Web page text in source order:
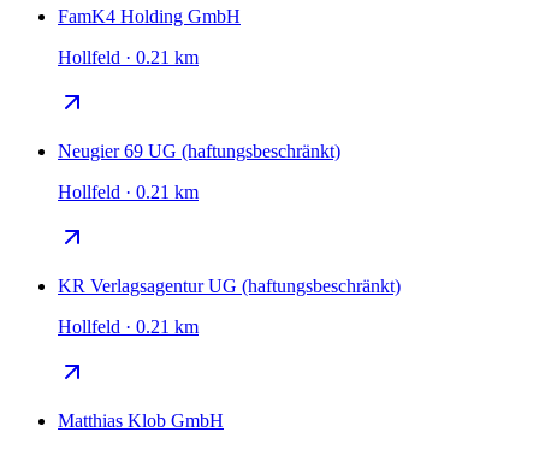
FamK4 Holding GmbH
Hollfeld · 0.21 km
Neugier 69 UG (haftungsbeschränkt)
Hollfeld · 0.21 km
KR Verlagsagentur UG (haftungsbeschränkt)
Hollfeld · 0.21 km
Matthias Klob GmbH